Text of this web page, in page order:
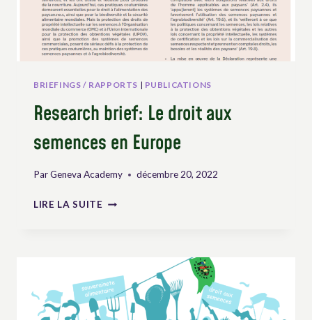
BRIEFINGS / RAPPORTS | PUBLICATIONS
Research brief: Le droit aux
semences en Europe
ParGeneva Academy décembre 20, 2022
LIRE LA SUITE RESEARCH
SEMENCES
EN
EUROPE